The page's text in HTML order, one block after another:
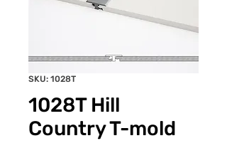
SKU: 1028T
1028T Hill
Country T-mold